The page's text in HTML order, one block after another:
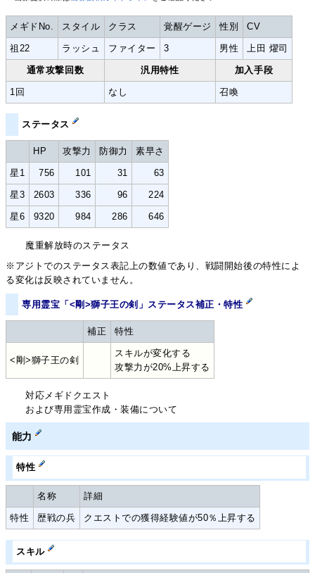
メギドNo. スタイル クラス 覚醒ゲージ 性別 CV
祖22 ラッシュ ファイター 3 男性 上田 燿司
通常攻撃回数 汎用特性 加入手段
1回 なし 召喚
ステータス
HP 攻撃力 防御力 素早さ
星1 756 101 31 63
星3 2603 336 96 224
星6 9320 984 286 646
魔重解放時のステータス
※アジトでのステータス表記上の数値であり、戦闘開始後の特性によ
る変化は反映されていません。
専用霊宝「<剛>獅子王の剣」ステータス補正・特性
補正 特性
<剛>獅子王の剣
スキルが変化する
攻撃力が20%上昇する
対応メギドクエスト
および専用霊宝作成・装備について
能力
特性
名称 詳細
特性 歴戦の兵 クエストでの獲得経験値が50％上昇する
スキル